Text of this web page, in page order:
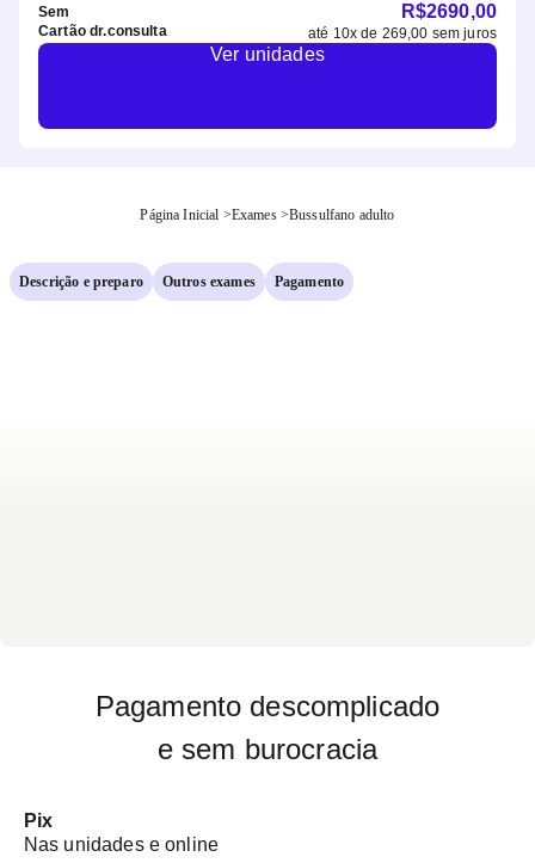
Sem
Cartão dr.consulta
R$2690,00
até 10x de 269,00 sem juros
Ver unidades
Página Inicial >Exames >Bussulfano adulto
Descrição e preparo Outros exames Pagamento
Pagamento descomplicado
e sem burocracia
Pix
Nas unidades e online